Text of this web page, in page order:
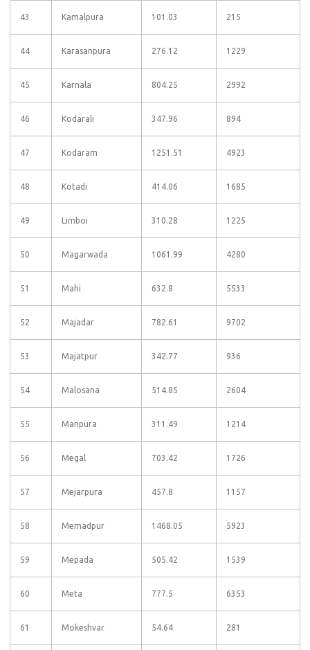
43 Kamalpura 101.03 215
44 Karasanpura 276.12 1229
45 Karnala 804.25 2992
46 Kodarali 347.96 894
47 Kodaram 1251.51 4923
48 Kotadi 414.06 1685
49 Limboi 310.28 1225
50 Magarwada 1061.99 4280
51 Mahi 632.8 5533
52 Majadar 782.61 9702
53 Majatpur 342.77 936
54 Malosana 514.85 2604
55 Manpura 311.49 1214
56 Megal 703.42 1726
57 Mejarpura 457.8 1157
58 Memadpur 1468.05 5923
59 Mepada 505.42 1539
60 Meta 777.5 6353
61 Mokeshvar 54.64 281